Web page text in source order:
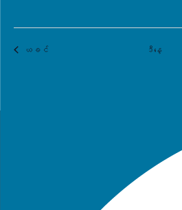
ယခင်အဲ့ဒါနဲ့ ဒီနေ့